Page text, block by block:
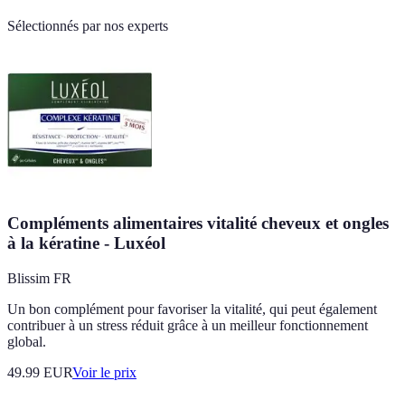
Sélectionnés par nos experts
Compléments alimentaires vitalité cheveux et ongles
à la kératine - Luxéol
Blissim FR
Un bon complément pour favoriser la vitalité, qui peut également
contribuer à un stress réduit grâce à un meilleur fonctionnement
global.
49.99 EURVoir le prix